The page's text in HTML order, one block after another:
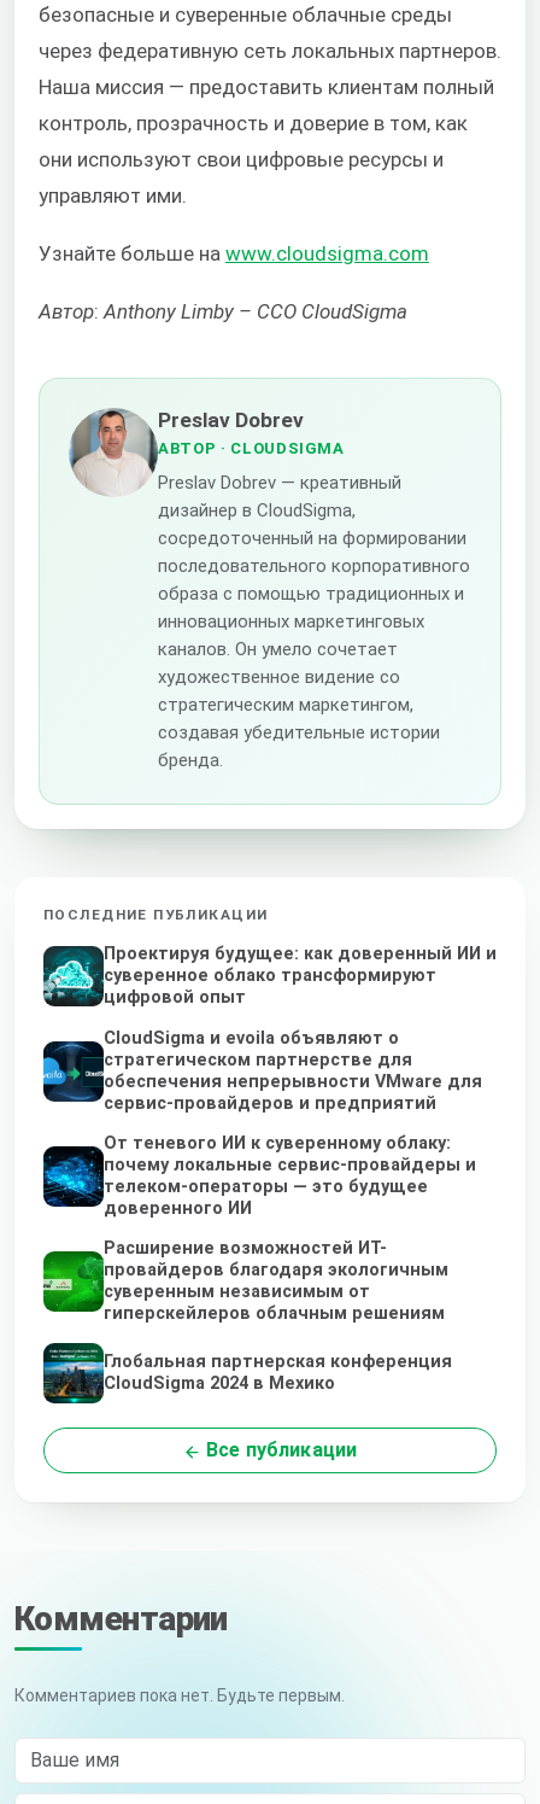
безопасные и суверенные облачные среды
через федеративную сеть локальных партнеров.
Наша миссия — предоставить клиентам полный
контроль, прозрачность и доверие в том, как
они используют свои цифровые ресурсы и
управляют ими.
Узнайте больше на www.cloudsigma.com
Автор:Anthony Limby – CCO CloudSigma
Preslav Dobrev
АВТОР · CLOUDSIGMA
Preslav Dobrev — креативный
дизайнер в CloudSigma,
сосредоточенный на формировании
последовательного корпоративного
образа с помощью традиционных и
инновационных маркетинговых
каналов. Он умело сочетает
художественное видение со
стратегическим маркетингом,
создавая убедительные истории
бренда.
ПОСЛЕДНИЕ ПУБЛИКАЦИИ
Проектируя будущее: как доверенный ИИ и
суверенное облако трансформируют
цифровой опыт
CloudSigma и evoila объявляют о
стратегическом партнерстве для
обеспечения непрерывности VMware для
сервис-провайдеров и предприятий
От теневого ИИ к суверенному облаку:
почему локальные сервис-провайдеры и
телеком-операторы — это будущее
доверенного ИИ
Расширение возможностей ИТ-
провайдеров благодаря экологичным
суверенным независимым от
гиперскейлеров облачным решениям
Глобальная партнерская конференция
CloudSigma 2024 в Мехико
Все публикации
Комментарии
Комментариев пока нет. Будьте первым.
Ваше имя